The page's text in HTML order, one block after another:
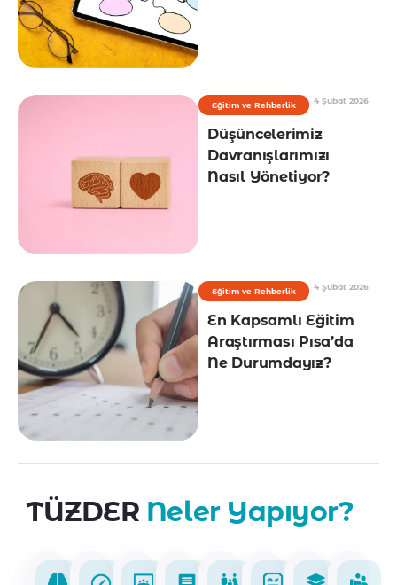
Eğitim ve Rehberlik 4 Şubat 2026
Düşüncelerimiz
Davranışlarımızı
Nasıl Yönetiyor?
Eğitim ve Rehberlik 4 Şubat 2026
En Kapsamlı Eğitim
Araştırması Pısa’da
Ne Durumdayız?
TÜZDER Neler Yapıyor?